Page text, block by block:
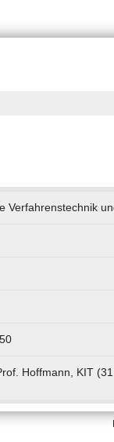
Verfahrenstechnik
Hoffmann, KIT